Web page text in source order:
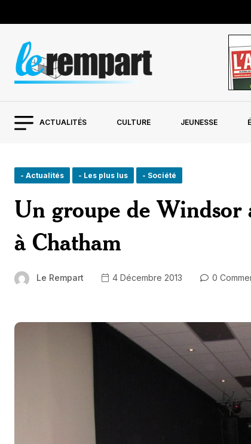
ACTUALITÉS CULTURE JEUNESSE
- Actualités - Les plus lus - Société
Un groupe de Windsor
à Chatham
Le Rempart 4 Décembre 2013 0